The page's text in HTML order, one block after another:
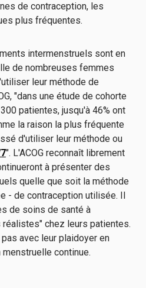
de contraception, les
plus fréquentes.
intermenstruels sont en
de nombreuses femmes
leur méthode de
"dans une étude de cohorte
patientes, jusqu'à 46% ont
la raison la plus fréquente
d'utiliser leur méthode ou
". L'ACOG reconnaît librement
à présenter des
quelle que soit la méthode
- de contraception utilisée. Il
de soins de santé à
chez leurs patientes.
avec leur plaidoyer en
continue.